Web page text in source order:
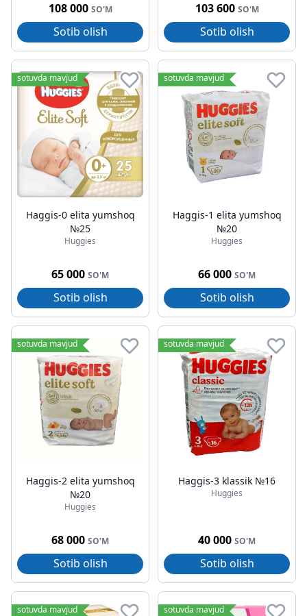
108 000 SO'M
Sotib olish
103 600 SO'M
Sotib olish
sotuvda mavjud
Haggis-0 elita yumshoq
№25
Huggies
65 000 SO'M
Sotib olish
sotuvda mavjud
Haggis-1 elita yumshoq
№20
Huggies
66 000 SO'M
Sotib olish
sotuvda mavjud
Haggis-2 elita yumshoq
№20
Huggies
68 000 SO'M
Sotib olish
sotuvda mavjud
Haggis-3 klassik №16
Huggies
40 000 SO'M
Sotib olish
sotuvda mavjud sotuvda mavjud